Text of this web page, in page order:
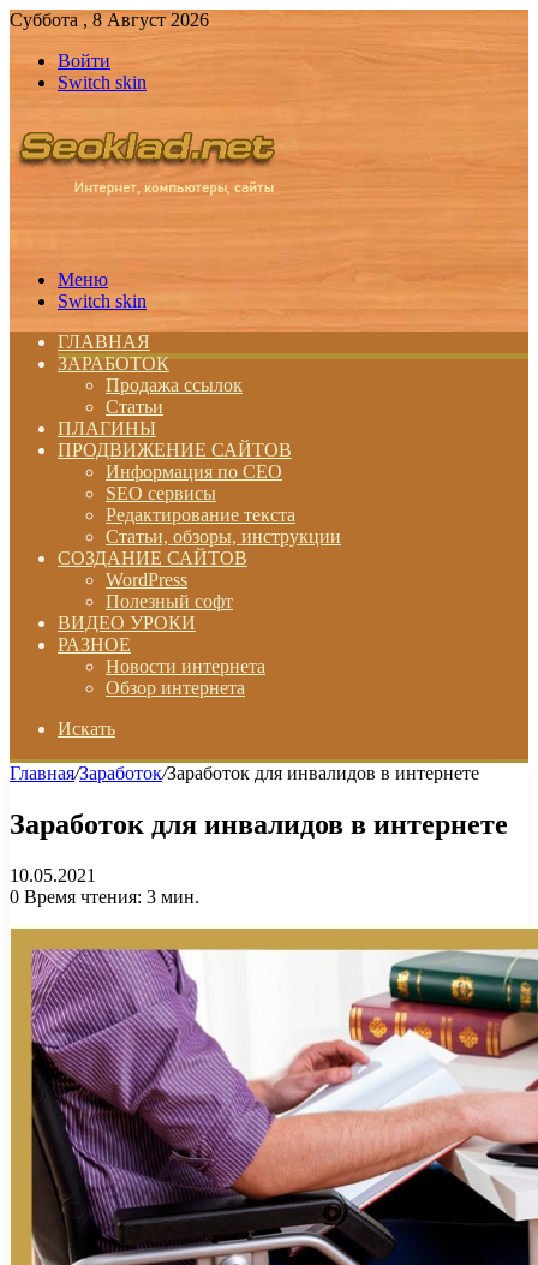
Суббота , 8 Август 2026
Войти
Switch skin
Меню
Switch skin
ГЛАВНАЯ
ЗАРАБОТОК
Продажа ссылок
Статьи
ПЛАГИНЫ
ПРОДВИЖЕНИЕ САЙТОВ
Информация по СЕО
SEO сервисы
Редактирование текста
Статьи, обзоры, инструкции
СОЗДАНИЕ САЙТОВ
WordPress
Полезный софт
ВИДЕО УРОКИ
РАЗНОЕ
Новости интернета
Обзор интернета
Искать
Главная/Заработок/Заработок для инвалидов в интернете
Заработок для инвалидов в интернете
10.05.2021
0 Время чтения: 3 мин.